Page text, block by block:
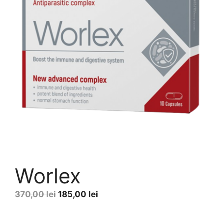
Worlex
370,00lei Original
185,00 lei